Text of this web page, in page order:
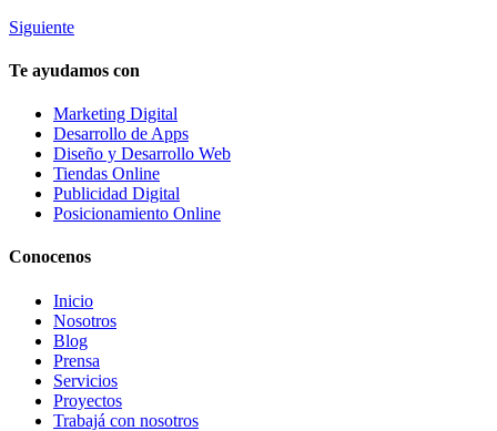
Siguiente
Te ayudamos con
Marketing Digital
Desarrollo de Apps
Diseño y Desarrollo Web
Tiendas Online
Publicidad Digital
Posicionamiento Online
Conocenos
Inicio
Nosotros
Blog
Prensa
Servicios
Proyectos
Trabajá con nosotros